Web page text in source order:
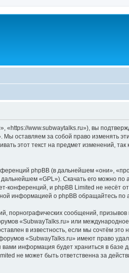
www.subwaytalks.ru»), вы
оставляем за собой право изменять
этот текст на предмет изменений,
phpBB (в дальнейшем «они»,
дальнейшем «GPL»). Скачать его можно по
конференций, и phpBB Limited не несёт
информацией о phpBB обращайтесь по
порнографических сообщений,
«SubwayTalks.ru» или
в известность, если мы сочтём
«SubwayTalks.ru» имеют право
информация будет храниться в
не может быть ответственна за